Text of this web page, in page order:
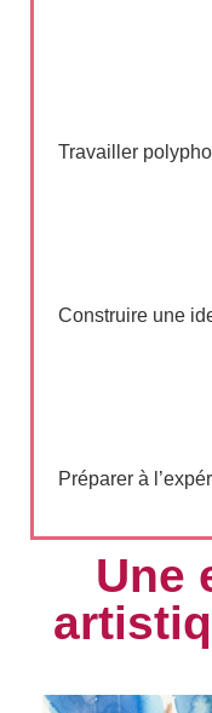
Travailler
Construire une
Préparer à
Une